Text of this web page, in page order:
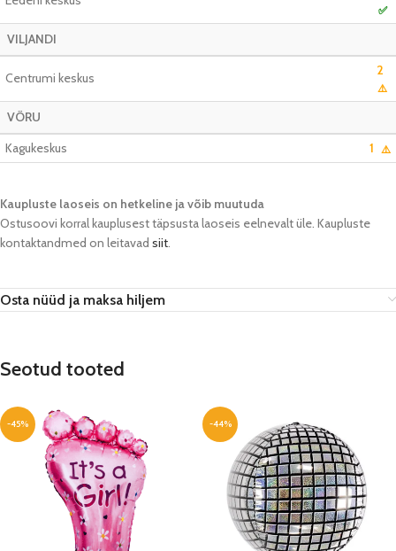
✅
VILJANDI
Centrumi keskus 2
⚠️
VÕRU
Kagukeskus
1 ⚠️
Kaupluste laoseis on hetkeline ja võib muutuda​
Ostusoovi korral kauplusest täpsusta laoseis eelnevalt üle. Kaupluste
kontaktandmed on leitavad siit.
Osta nüüd ja maksa hiljem
Seotud tooted
-45% -44%